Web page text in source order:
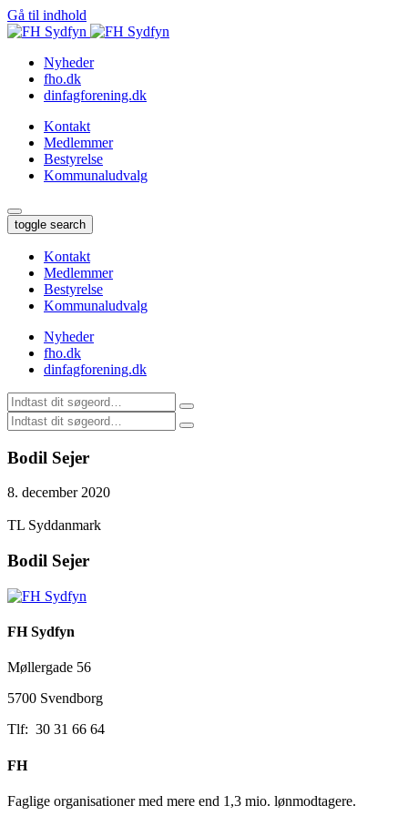
Gå til indhold
Nyheder
fho.dk
dinfagforening.dk
Kontakt
Medlemmer
Bestyrelse
Kommunaludvalg
toggle search
Kontakt
Medlemmer
Bestyrelse
Kommunaludvalg
Nyheder
fho.dk
dinfagforening.dk
Bodil Sejer
8. december 2020
TL Syddanmark
Bodil Sejer
FH Sydfyn
Møllergade 56
5700 Svendborg
Tlf: 30 31 66 64
FH
Faglige organisationer med mere end 1,3 mio. lønmodtagere.